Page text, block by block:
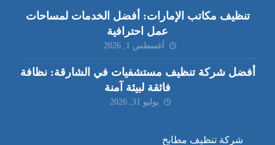
تنظيف مكاتب الإمارات: أفضل الخدمات لمساحات
عمل احترافية
أغسطس 1, 2026
أفضل شركة تنظيف مستشفيات في الشارقة: نظافة
فائقة لبيئة آمنة
يوليو 31, 2026
شركة تنظيف مطابخ